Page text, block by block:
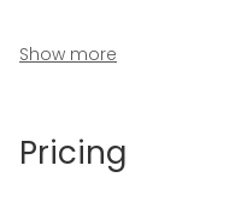
I loungen dukar vi upp
också egen garderob.
Show more
Pricing